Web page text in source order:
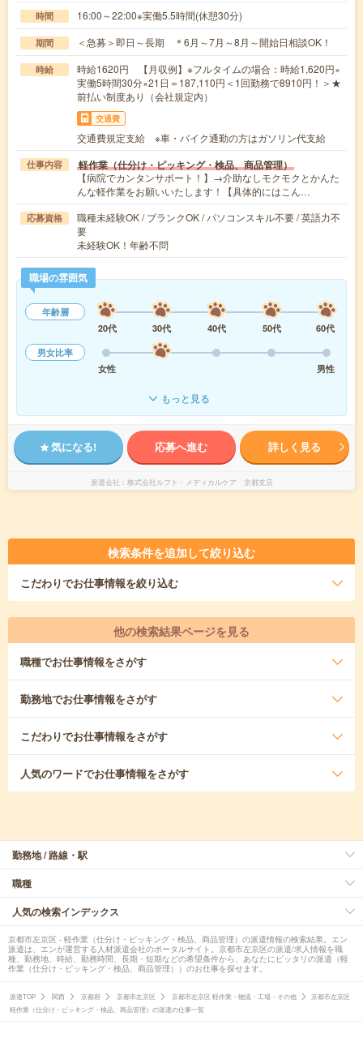
時間 16:00～22:00※実働5.5時間(休憩30分)
期間 ＜急募＞即日～長期 ＊6月～7月～8月～開始日相談OK！
時給
時給1620円 【月収例】※フルタイムの場合：時給1,620円×
実働5時間30分×21日＝187,110円＜1回勤務で8910円！＞★
前払い制度あり（会社規定内）
交通費
交通費規定支給 ※車・バイク通勤の方はガソリン代支給
仕事内容 軽作業（仕分け・ピッキング・検品、商品管理）
【病院でカンタンサポート！】→介助なしモクモクとかんた
んな軽作業をお願いいたします！【具体的にはこん…
応募資格
職種未経験OK / ブランクOK / パソコンスキル不要 / 英語力不
要
未経験OK！年齢不問
職場の雰囲気
年齢層
20代
30代 40代 50代
60代
男女比率
女性
男性
もっと見る
気になる! 応募へ進む 詳しく見る
派遣会社 株式会社ルフト・メディカルケア 京都支店
検索条件を追加して絞り込む
こだわりでお仕事情報を絞り込む
他の検索結果ページを見る
職種でお仕事情報をさがす
勤務地でお仕事情報をさがす
こだわりでお仕事情報をさがす
人気のワードでお仕事情報をさがす
勤務地 / 路線・駅
職種
人気の検索インデックス
京都市左京区 - 軽作業（仕分け・ピッキング・検品、商品管理）の派遣情報の検索結果。エン
派遣は、エンが運営する人材派遣会社のポータルサイト。京都市左京区の派遣/求人情報を職
種、勤務地、時給、勤務時間、長期・短期などの希望条件から、あなたにピッタリの派遣（軽
作業（仕分け・ピッキング・検品、商品管理））のお仕事を探せます。
派遣TOP 関西 京都府 京都市左京区 京都市左京区 軽作業・物流・工場・その他
京都市左京区
軽作業（仕分け・ピッキング・検品、商品管理）の派遣の仕事一覧